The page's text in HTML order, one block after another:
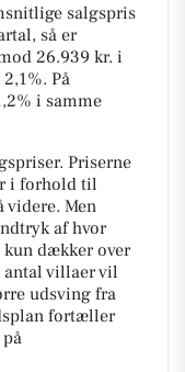
salgspris
så er
26.939 kr. i
På
i samme
Priserne
i forhold til
videre. Men
af hvor
kun dækker over
antal villaer vil
udsving fra
fortæller